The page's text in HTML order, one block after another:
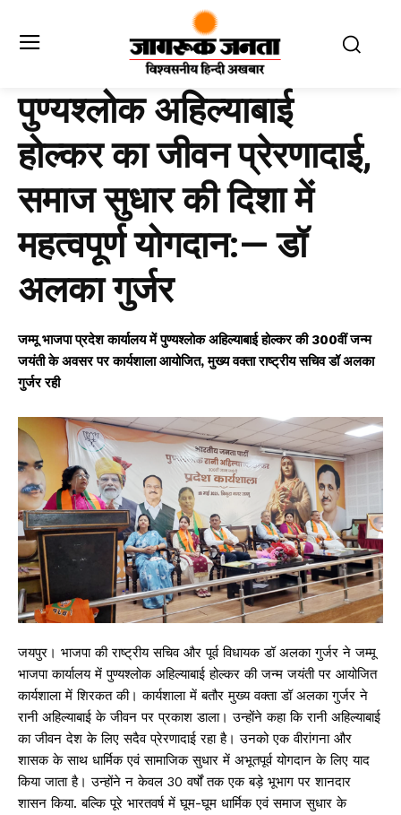
पुण्यश्लोक अहिल्याबाई
होल्कर का जीवन प्रेरणादाई,
समाज सुधार की दिशा में
महत्वपूर्ण योगदान:— डॉ
अलका गुर्जर
जम्मू भाजपा प्रदेश कार्यालय में पुण्यश्लोक अहिल्याबाई होल्कर की 300वीं जन्म
जयंती के अवसर पर कार्यशाला आयोजित, मुख्य वक्ता राष्ट्रीय सचिव डॉ अलका
गुर्जर रही
जयपुर। भाजपा की राष्ट्रीय सचिव और पूर्व विधायक डॉ अलका गुर्जर ने जम्मू
भाजपा कार्यालय में पुण्यश्लोक अहिल्याबाई होल्कर की जन्म जयंती पर आयोजित
कार्यशाला में शिरकत की। कार्यशाला में बतौर मुख्य वक्ता डॉ अलका गुर्जर ने
रानी अहिल्याबाई के जीवन पर प्रकाश डाला। उन्होंने कहा कि रानी अहिल्याबाई
का जीवन देश के लिए सदैव प्रेरणादाई रहा है। उनको एक वीरांगना और
शासक के साथ धार्मिक एवं सामाजिक सुधार में अभूतपूर्व योगदान के लिए याद
किया जाता है। उन्होंने न केवल 30 वर्षों तक एक बड़े भूभाग पर शानदार
शासन किया. बल्कि पूरे भारतवर्ष में घूम-घूम धार्मिक एवं समाज सुधार के